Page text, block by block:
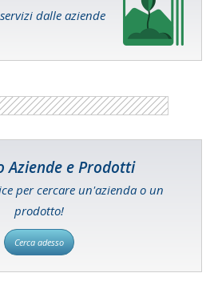
dalle aziende
Aziende e Prodotti
per cercare un'azienda o un
prodotto!
Cerca adesso